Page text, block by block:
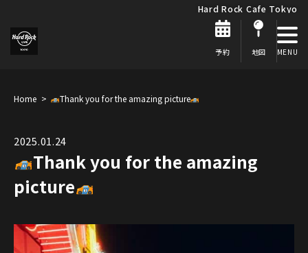
Hard Rock Cafe Tokyo
予約 地図
Home Thank you for the amazing picture
2025.01.24
Thank you for the amazing
picture